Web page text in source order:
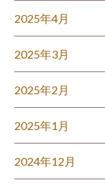
2025年4月
2025年3月
2025年2月
2025年1月
2024年12月